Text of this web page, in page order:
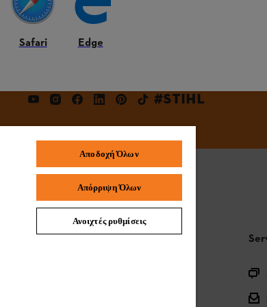
#STIHL
STIHL Συχνές ερωτήσεις
Safari Edge
Αποδοχή Όλων
Απόρριψη Όλων
Ανοιχτές ρυθμίσεις